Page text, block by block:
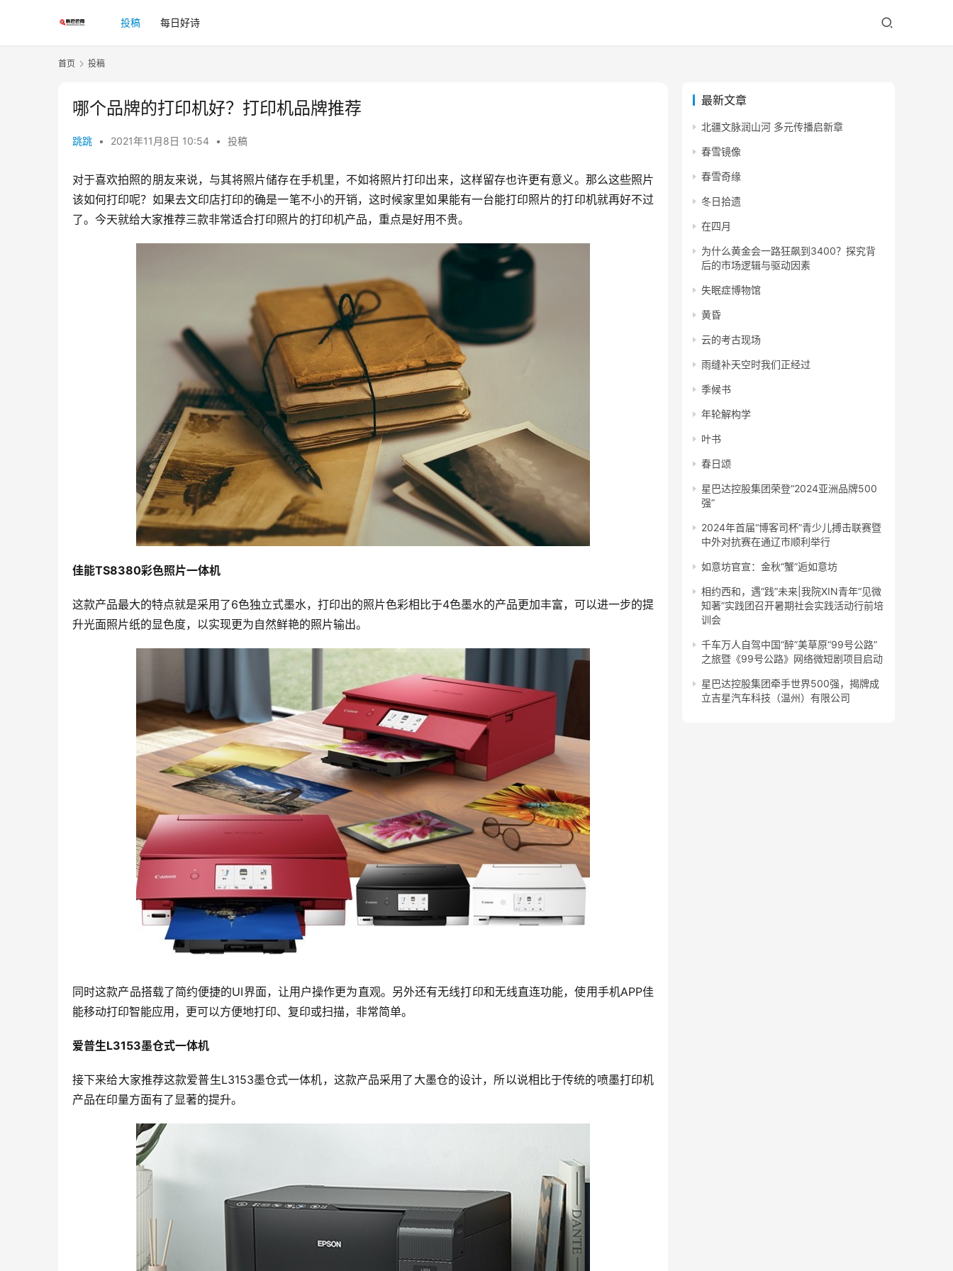
投稿 每日好诗
首页 投稿
哪个品牌的打印机好？打印机品牌推荐
跳跳 • 2021年11月8日 10:54 • 投稿
对于喜欢拍照的朋友来说，与其将照片储存在手机里，不如将照片打印出来，这样留存也许更有意义。那么这些照片
该如何打印呢？如果去文印店打印的确是一笔不小的开销，这时候家里如果能有一台能打印照片的打印机就再好不过
了。今天就给大家推荐三款非常适合打印照片的打印机产品，重点是好用不贵。
佳能TS8380彩色照片一体机
这款产品最大的特点就是采用了6色独立式墨水，打印出的照片色彩相比于4色墨水的产品更加丰富，可以进一步的提
升光面照片纸的显色度，以实现更为自然鲜艳的照片输出。
同时这款产品搭载了简约便捷的UI界面，让用户操作更为直观。另外还有无线打印和无线直连功能，使用手机APP佳
能移动打印智能应用，更可以方便地打印、复印或扫描，非常简单。
爱普生L3153墨仓式一体机
接下来给大家推荐这款爱普生L3153墨仓式一体机，这款产品采用了大墨仓的设计，所以说相比于传统的喷墨打印机
产品在印量方面有了显著的提升。
最新文章
北疆文脉润山河 多元传播启新章
春雪镜像
春雪奇缘
冬日拾遗
在四月
为什么黄金会一路狂飙到3400？探究背
后的市场逻辑与驱动因素
失眠症博物馆
黄昏
云的考古现场
雨缝补天空时我们正经过
季候书
年轮解构学
叶书
春日颂
星巴达控股集团荣登“2024亚洲品牌500
强”
2024年首届“博客司杯”青少儿搏击联赛暨
中外对抗赛在通辽市顺利举行
如意坊官宣：金秋“蟹”逅如意坊
相约西和，遇“践”未来|我院XIN青年“见微
知著”实践团召开暑期社会实践活动行前培
训会
千车万人自驾中国“醉”美草原“99号公路”
之旅暨《99号公路》网络微短剧项目启动
星巴达控股集团牵手世界500强，揭牌成
立吉星汽车科技（温州）有限公司